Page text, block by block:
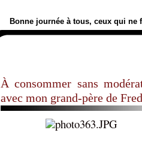
Bonne journée à tous, ceux qui
À consommer sans
avec mon grand-père de